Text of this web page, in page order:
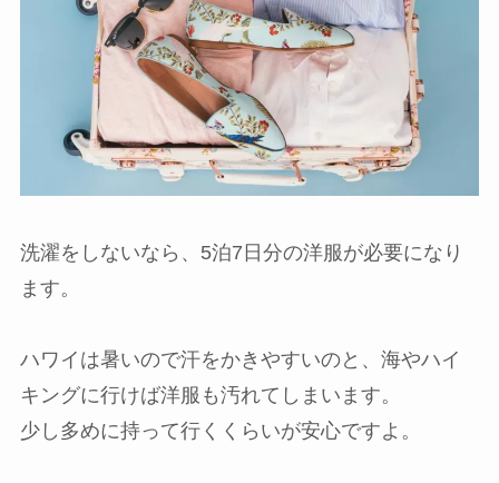
洗濯をしないなら、5泊7日分の洋服が必要になり
ます。
ハワイは暑いので汗をかきやすいのと、海やハイ
キングに行けば洋服も汚れてしまいます。
少し多めに持って行くくらいが安心ですよ。